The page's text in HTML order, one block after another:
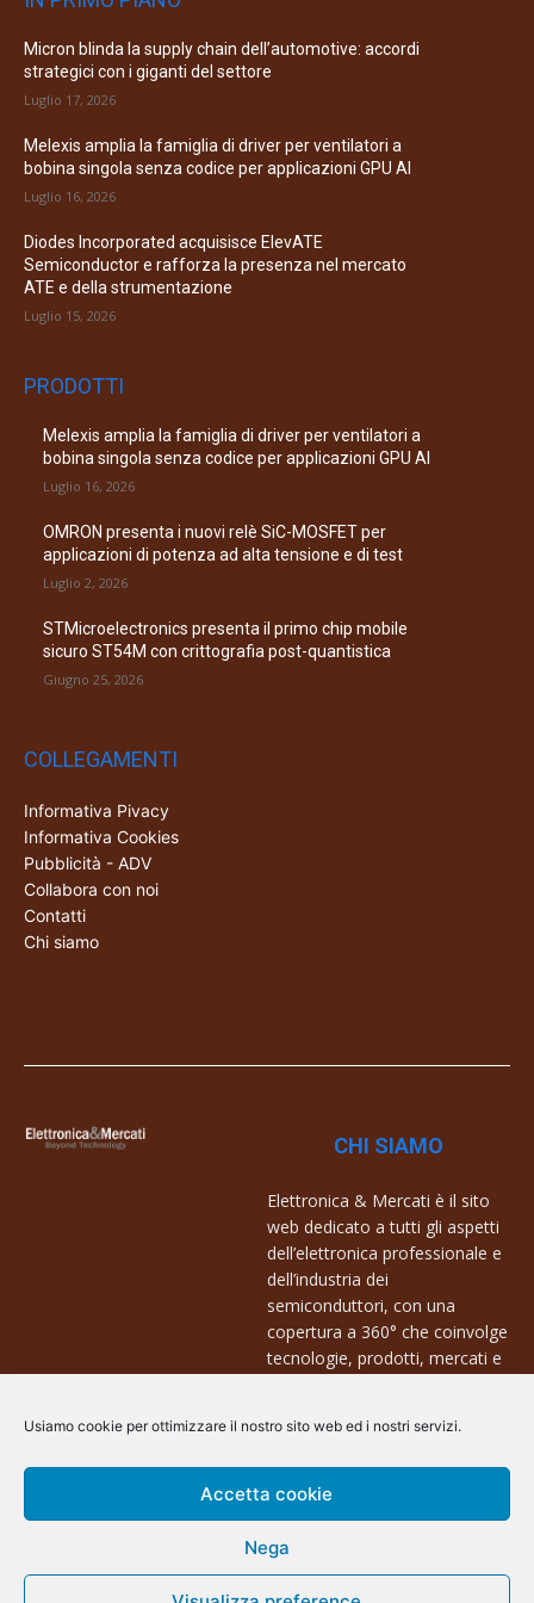
Usiamo cookie per ottimizzare il nostro sito web ed i nostri servizi.
Accetta cookie
Nega
Micron blinda la supply chain dell’automotive: accordi
strategici con i giganti del settore
Luglio 17, 2026
Melexis amplia la famiglia di driver per ventilatori a
bobina singola senza codice per applicazioni GPU AI
Luglio 16, 2026
Diodes Incorporated acquisisce ElevATE
Semiconductor e rafforza la presenza nel mercato
ATE e della strumentazione
Luglio 15, 2026
PRODOTTI
Melexis amplia la famiglia di driver per ventilatori a
bobina singola senza codice per applicazioni GPU AI
Luglio 16, 2026
OMRON presenta i nuovi relè SiC-MOSFET per
applicazioni di potenza ad alta tensione e di test
Luglio 2, 2026
STMicroelectronics presenta il primo chip mobile
sicuro ST54M con crittografia post-quantistica
Giugno 25, 2026
COLLEGAMENTI
Informativa Pivacy
Informativa Cookies
Pubblicità - ADV
Collabora con noi
Contatti
Chi siamo
CHI SIAMO
Elettronica & Mercati è il sito
web dedicato a tutti gli aspetti
dell’elettronica professionale e
dell’industria dei
semiconduttori, con una
copertura a 360° che coinvolge
tecnologie, prodotti, mercati e
Contatti:
info@arscommunication.it